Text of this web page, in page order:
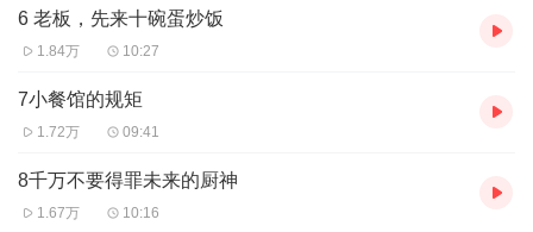
6 老板，先来十碗蛋炒饭
1.84万 10:27
7小餐馆的规矩
1.72万 09:41
8千万不要得罪未来的厨神
1.67万 10:16